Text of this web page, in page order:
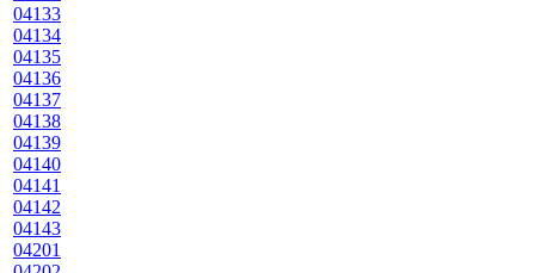
04133
04134
04135
04136
04137
04138
04139
04140
04141
04142
04143
04201